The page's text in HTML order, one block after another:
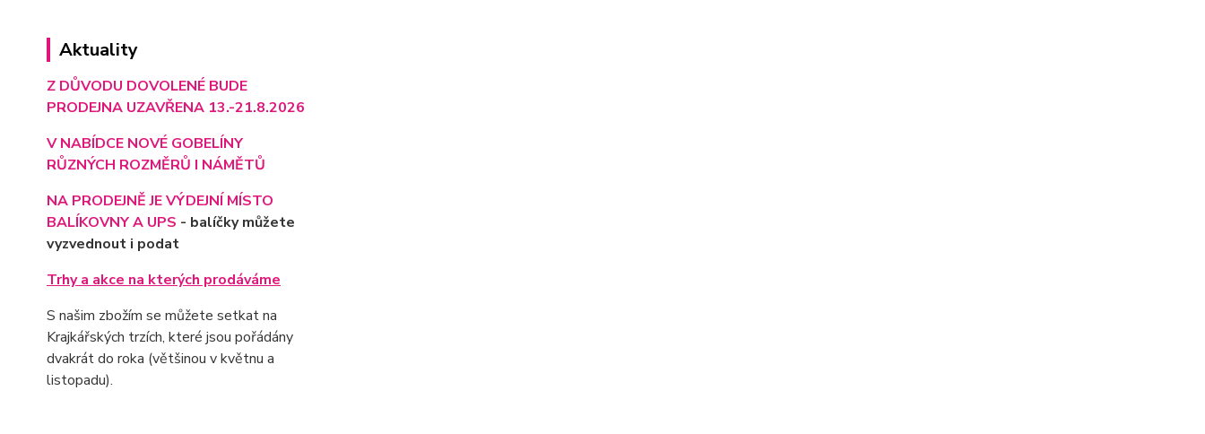
Aktuality
Z DŮVODU DOVOLENÉ BUDE
PRODEJNA UZAVŘENA 13.-21.8.2026
V NABÍDCE NOVÉ GOBELÍNY
RŮZNÝCH ROZMĚRŮ I NÁMĚTŮ
NA PRODEJNĚ JE VÝDEJNÍ MÍSTO
BALÍKOVNY A UPS - balíčky můžete
vyzvednout i podat
Trhy a akce na kterých prodáváme
S našim zbožím se můžete setkat na
Krajkářských trzích, které jsou pořádány
dvakrát do roka (většinou v květnu a
listopadu).